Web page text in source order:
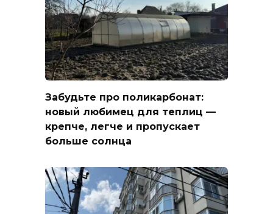
Забудьте про поликарбонат:
новый любимец для теплиц —
крепче, легче и пропускает
больше солнца